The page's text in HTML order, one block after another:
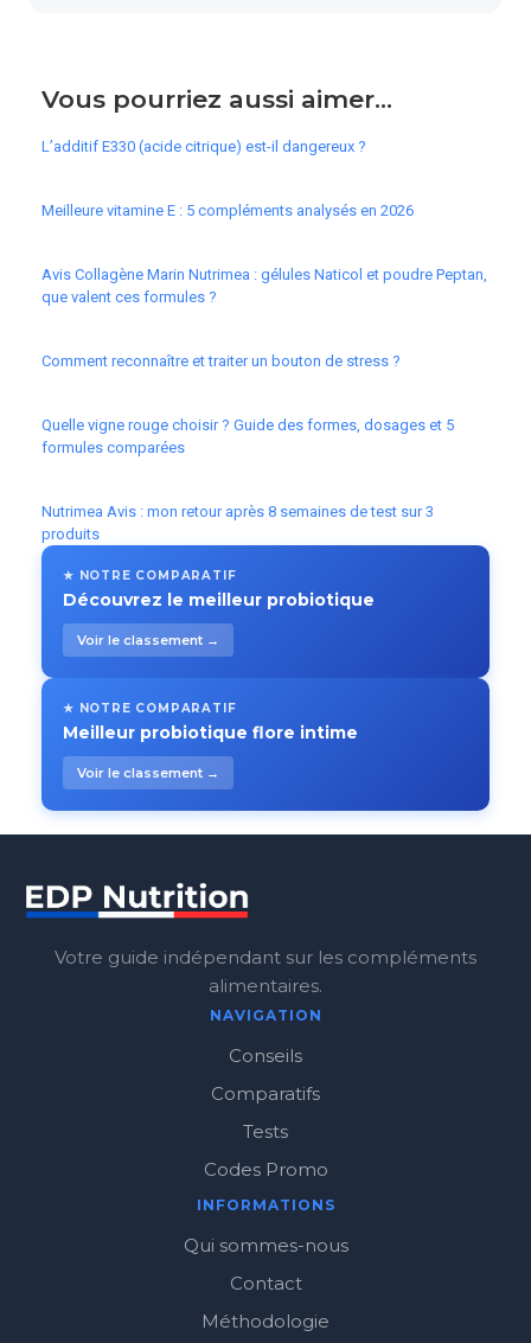
Vous pourriez aussi aimer...
L’additif E330 (acide citrique) est-il dangereux ?
Meilleure vitamine E : 5 compléments analysés en 2026
Avis Collagène Marin Nutrimea : gélules Naticol et poudre Peptan,
que valent ces formules ?
Comment reconnaître et traiter un bouton de stress ?
Quelle vigne rouge choisir ? Guide des formes, dosages et 5
formules comparées
Nutrimea Avis : mon retour après 8 semaines de test sur 3
produits
★ NOTRE COMPARATIF
Découvrez le meilleur probiotique
Voir le classement →
★ NOTRE COMPARATIF
Meilleur probiotique flore intime
Voir le classement →
Votre guide indépendant sur les compléments
alimentaires.
NAVIGATION
Conseils
Comparatifs
Tests
Codes Promo
INFORMATIONS
Qui sommes-nous
Contact
Méthodologie